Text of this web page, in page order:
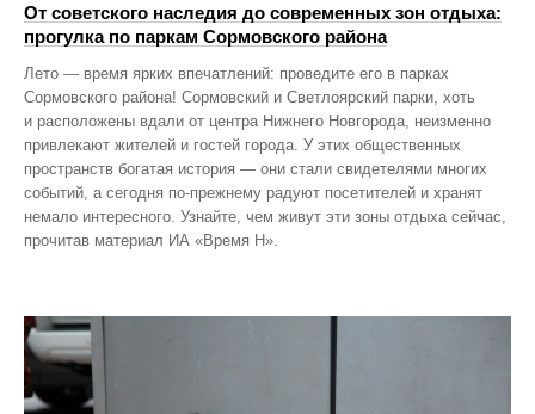
От советского наследия до современных зон отдыха:
прогулка по паркам Сормовского района
Лето — время ярких впечатлений: проведите его в парках
Сормовского района! Сормовский и Светлоярский парки, хоть
и расположены вдали от центра Нижнего Новгорода, неизменно
привлекают жителей и гостей города. У этих общественных
пространств богатая история — они стали свидетелями многих
событий, а сегодня по‑прежнему радуют посетителей и хранят
немало интересного. Узнайте, чем живут эти зоны отдыха сейчас,
прочитав материал ИА «Время Н».